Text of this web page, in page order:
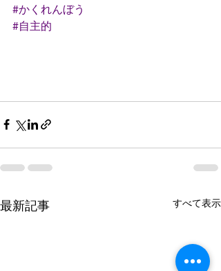
#かくれんぼう
#自主的
最新記事 すべて表示